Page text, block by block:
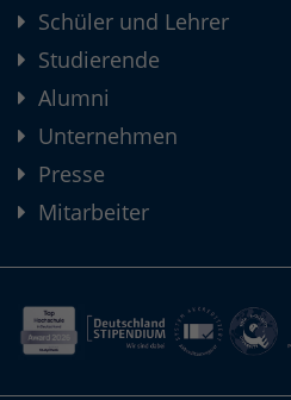
Schüler und Lehrer
Studierende
Alumni
Unternehmen
Presse
Mitarbeiter